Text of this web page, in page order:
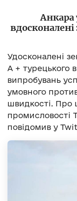
Анкара
Удосконалені
A + турецького
випробувань
умовного
швидкості. Про
промисловості
повідомив у